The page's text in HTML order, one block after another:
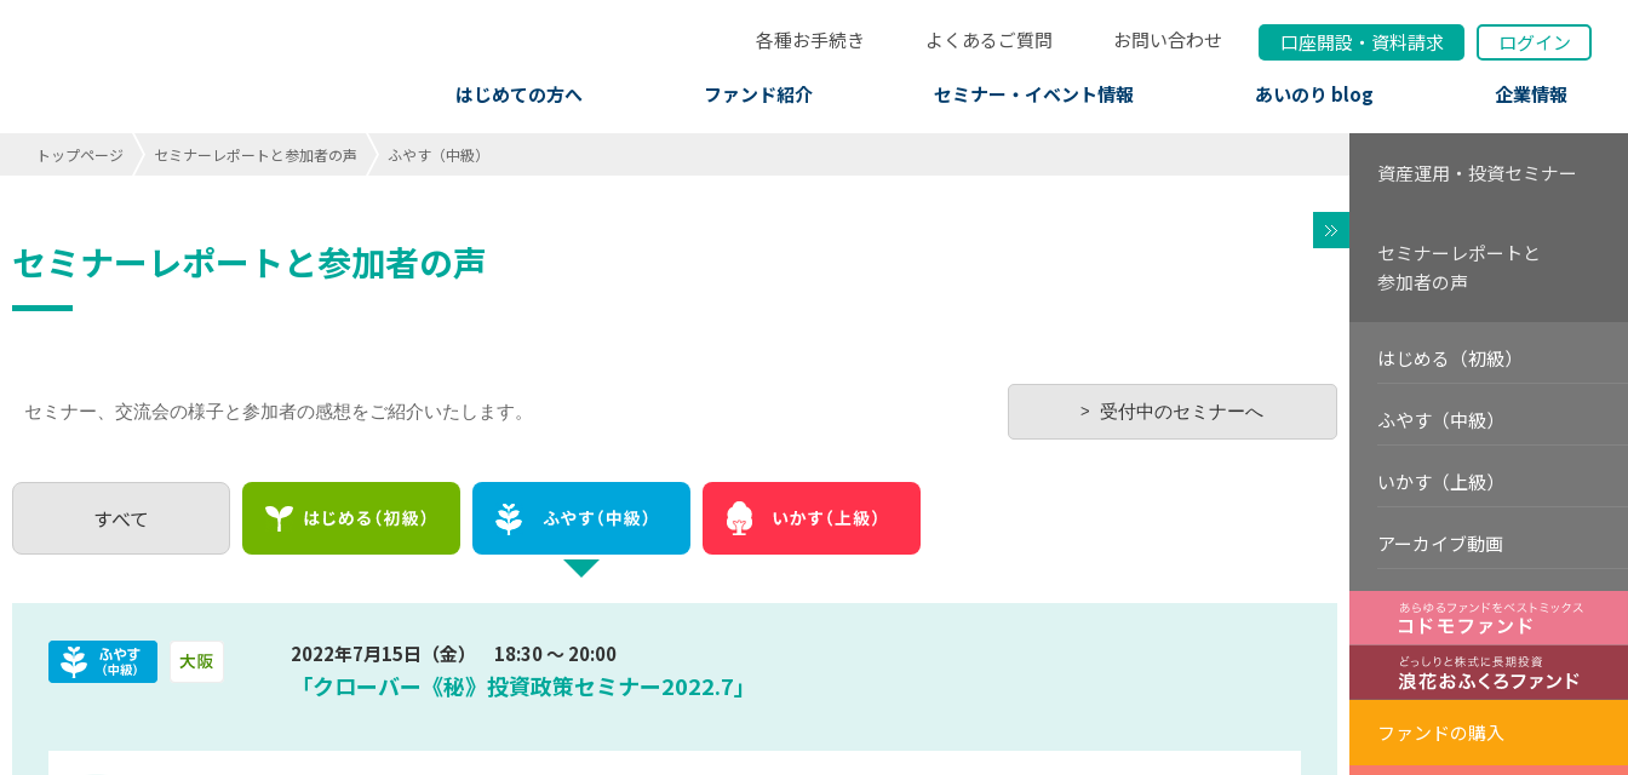
はじめての方へ ファンド紹介 セミナー・イベント情報 あいのり blog 企業情報
各種お手続き よくあるご質問 お問い合わせ 口座開設 ・ 資料請求 ログイン
トップページ セミナーレポートと参加者の声 ふやす（中級）
セミナーレポートと参加者の声
セミナー、交流会の様子と参加者の感想をご紹介いたします。 受付中のセミナーへ
すべて
2022年7月15日（金） 18:30 ～ 20:00
「クローバー《秘》投資政策セミナー2022.7」
資産運用・投資セミナー
セミナーレポートと
参加者の声
はじめる（初級）
ふやす（中級）
いかす（上級）
アーカイブ動画
ファンドの購入